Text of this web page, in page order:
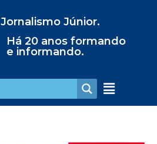
Jornalismo Júnior.
Há 20 anos formando
e informando.